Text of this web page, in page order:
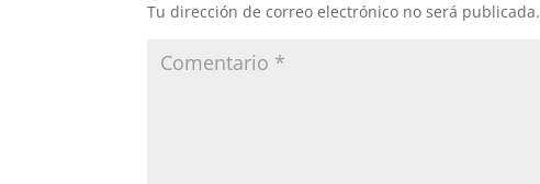
Tu dirección de correo electrónico no será publicada.